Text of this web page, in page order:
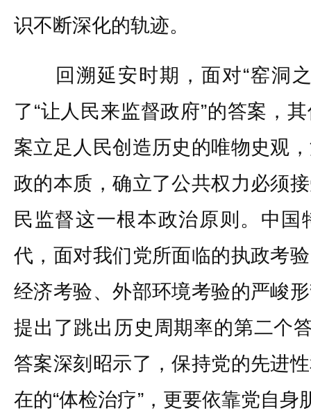
识不断深化的轨迹。
回溯延安时期，面对“窑洞之
了“让人民来监督政府”的答案，
案立足人民创造历史的唯物史观
政的本质，确立了公共权力必须
民监督这一根本政治原则。中
代，面对我们党所面临的执政考
经济考验、外部环境考验的严峻
提出了跳出历史周期率的第二个
答案深刻昭示了，保持党的先进
在的“体检治疗”，更要依靠党自身